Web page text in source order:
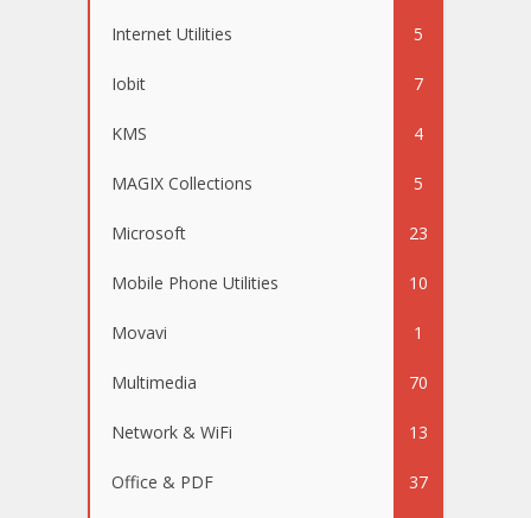
Internet Utilities 5
Iobit 7
KMS 4
MAGIX Collections 5
Microsoft 23
Mobile Phone Utilities 10
Movavi 1
Multimedia 70
Network & WiFi 13
Office & PDF 37